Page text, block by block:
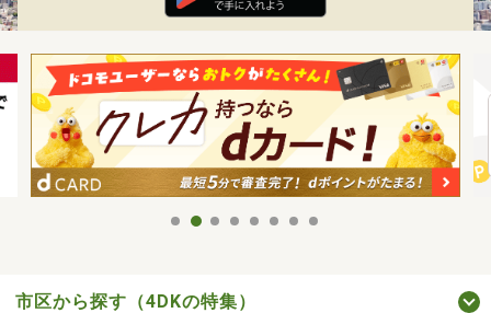
市区から探す（4DKの特集）